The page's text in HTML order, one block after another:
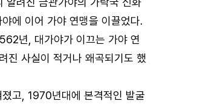
에 이어 가야 연맹을 이끌었다.
년, 대가야가 이끄는 가야 연
진 사실이 적거나 왜곡되기도 했
고, 1970년대에 본격적인 발굴